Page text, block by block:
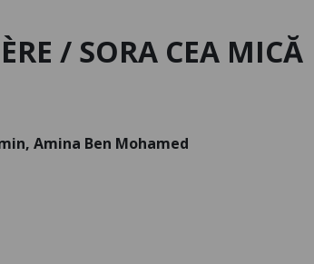
/ SORA CEA MICĂ
Amina Ben Mohamed